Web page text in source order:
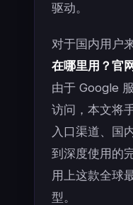
驱动。
对于国内用户
在哪里用？官
由于 Google
访问，本文将
入口渠道、国
到深度使用的
用上这款全球
型。